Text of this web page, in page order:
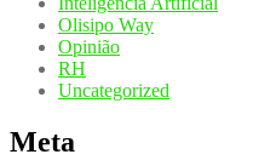
Olisipo Way
Opinião
RH
Uncategorized
Meta